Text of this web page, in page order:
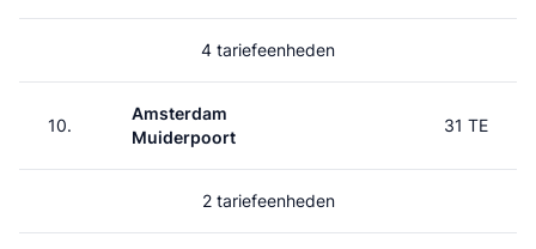
4 tariefeenheden
10.
Amsterdam
Muiderpoort
31 TE
2 tariefeenheden